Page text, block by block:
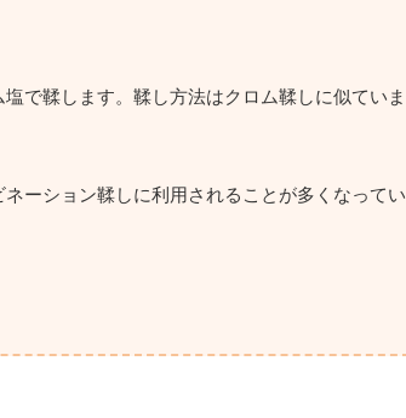
で鞣します。鞣し方法はクロム鞣しに似ていま
ーション鞣しに利用されることが多くなってい